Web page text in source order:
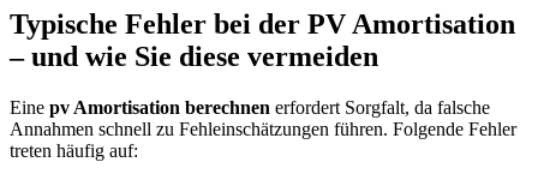
Typische Fehler bei der PV Amortisation
– und wie Sie diese vermeiden
Eine pv Amortisation berechnen erfordert Sorgfalt, da falsche
Annahmen schnell zu Fehleinschätzungen führen. Folgende Fehler
treten häufig auf: